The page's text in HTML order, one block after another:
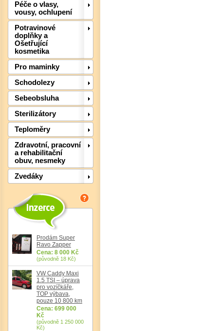
Péče o vlasy,
vousy, ochlupení
Potravinové
doplňky a
Ošetřující
kosmetika
Pro maminky
Schodolezy
Sebeobsluha
Sterilizátory
Teploměry
Zdravotní, pracovní
a rehabilitační
obuv, nesmeky
Zvedáky
Prodám Super
Ravo Zapper
Cena: 8 000 Kč
(původně 18 Kč)
VW Caddy Maxi
1.5 TSI – úprava
pro vozíčkáře,
TOP výbava,
pouze 10 800 km
Cena: 699 000
Kč
(původně 1 250 000
Kč)